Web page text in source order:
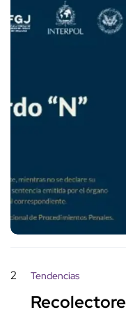
2 Tendencias